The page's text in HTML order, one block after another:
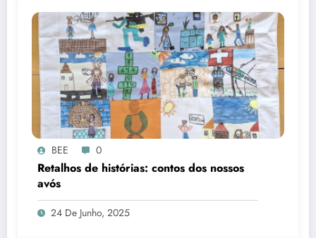
BEE 0
Retalhos de histórias: contos dos nossos
avós
24 De Junho, 2025